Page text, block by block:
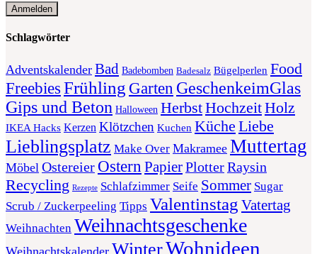
Schlagwörter
Adventskalender Bad Badebomben Badesalz Bügelperlen Food
FreebiesFrühling Garten GeschenkeimGlas
Gips und Beton Halloween HerbstHochzeitHolz
IKEA Hacks Kerzen Klötzchen Kuchen Küche Liebe
Lieblingsplatz Make Over Makramee Muttertag
Möbel Ostereier Ostern PapierPlotterRaysin
Recycling Rezepte Schlafzimmer Seife Sommer Sugar
Scrub / Zuckerpeeling Tipps Valentinstag Vatertag
Weihnachten Weihnachtsgeschenke
Weihnachtskalender WinterWohnideen